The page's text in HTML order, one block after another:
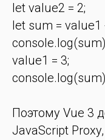
let value2 = 2;
let sum = value1
value1 = 3;
Поэтому Vue 3
JavaScript